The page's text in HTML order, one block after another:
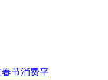
节消费平